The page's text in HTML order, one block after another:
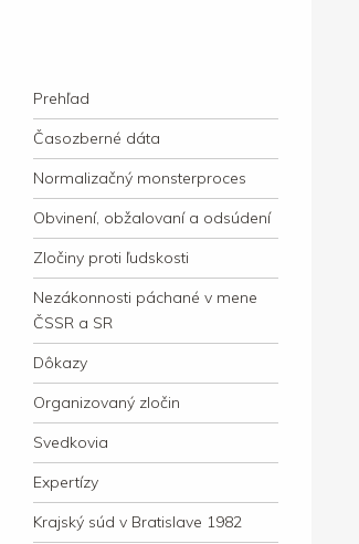
súdny proces v dejnách slovenskej justície
Navigation
Skip to content
Prehľad
Časozberné dáta
Normalizačný monsterproces
Obvinení, obžalovaní a odsúdení
Zločiny proti ľudskosti
Nezákonnosti páchané v mene
ČSSR a SR
Dôkazy
Organizovaný zločin
Svedkovia
Expertízy
Krajský súd v Bratislave 1982